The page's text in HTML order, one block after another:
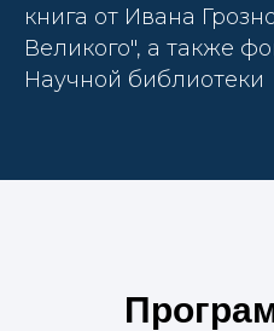
книга от Ивана
Великого", а также
Научной библиотеки